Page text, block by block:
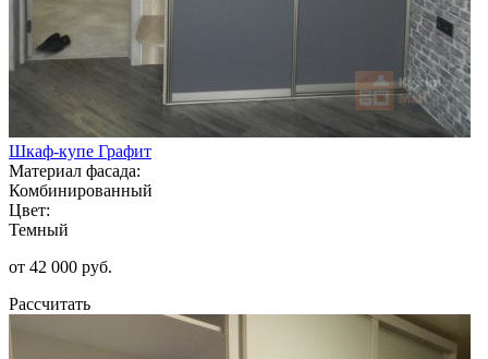
Шкаф-купе Графит
Материал фасада:
Комбинированный
Цвет:
Темный
от 42 000 руб.
Рассчитать